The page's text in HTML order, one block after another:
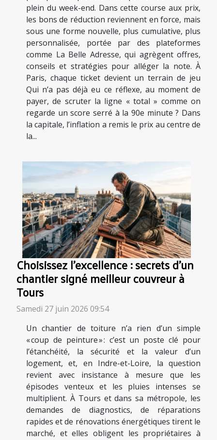
plein du week-end. Dans cette course aux prix,
les bons de réduction reviennent en force, mais
sous une forme nouvelle, plus cumulative, plus
personnalisée, portée par des plateformes
comme La Belle Adresse, qui agrègent offres,
conseils et stratégies pour alléger la note. À
Paris, chaque ticket devient un terrain de jeu
Qui n’a pas déjà eu ce réflexe, au moment de
payer, de scruter la ligne « total » comme on
regarde un score serré à la 90e minute ? Dans
la capitale, l’inflation a remis le prix au centre de
la...
Choisissez l’excellence : secrets d’un
chantier signé meilleur couvreur à
Tours
Samedi 27 juin 2026 09:54
Un chantier de toiture n’a rien d’un simple
« coup de peinture » : c’est un poste clé pour
l’étanchéité, la sécurité et la valeur d’un
logement, et, en Indre-et-Loire, la question
revient avec insistance à mesure que les
épisodes venteux et les pluies intenses se
multiplient. À Tours et dans sa métropole, les
demandes de diagnostics, de réparations
rapides et de rénovations énergétiques tirent le
marché, et elles obligent les propriétaires à